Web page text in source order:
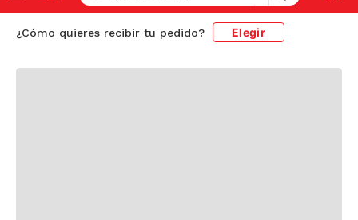
¿Cómo quieres recibir tu pedido? Elegir